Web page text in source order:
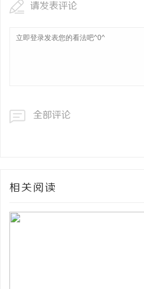
请发表评论
全部评论
相关阅读